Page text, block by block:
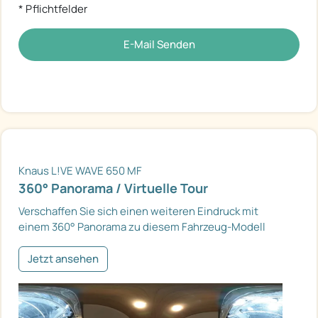
* Pflichtfelder
E-Mail Senden
Knaus L!VE WAVE 650 MF
360° Panorama / Virtuelle Tour
Verschaffen Sie sich einen weiteren Eindruck mit
einem 360° Panorama zu diesem Fahrzeug-Modell
Jetzt ansehen